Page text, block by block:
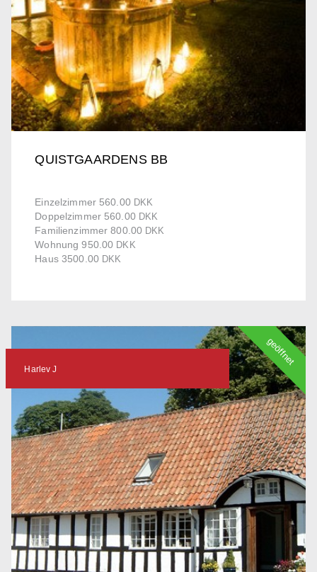
QUISTGAARDENS BB
Einzelzimmer 560.00 DKK
Doppelzimmer 560.00 DKK
Familienzimmer 800.00 DKK
Wohnung 950.00 DKK
Haus 3500.00 DKK
Harlev J
geöffnet